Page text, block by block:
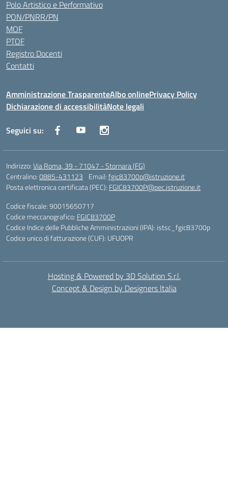
Polo Artistico e Performativo
PON/PNRR/PN
MOF
PTOF
Registro Docenti
Contatti
Amministrazione TrasparenteAlbo onlinePrivacy Policy
Dichiarazione di accessibilitàNote legali
Seguici su:
Indirizzo:Via Roma, 39 - 71047 - Stornara (FG)
Centralino:0885-431123 Email:fgic83700p@istruzione.it
Posta elettronica certificata (PEC): FGIC83700P@pec.istruzione.it
Codice fiscale: 90015650717
Codice meccanografico: FGIC83700P
Codice Indice delle Pubbliche Amministrazioni (IPA): istsc_fgic83700p
Codice unico di fatturazione (CUF): UFUOPR
Hosting & Powered by 3D Solution S.r.l.
Concept & Design by Designers Italia